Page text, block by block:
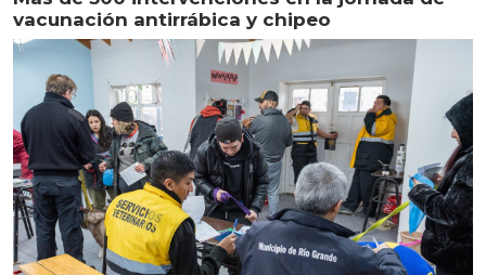
vacunación antirrábica y chipeo